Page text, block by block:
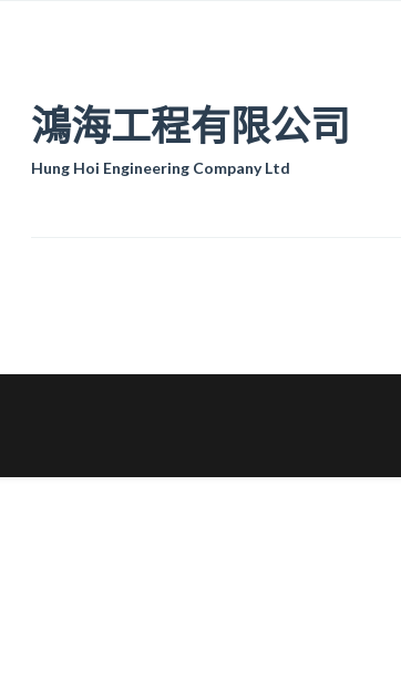
鴻海工程有限公司
Hung Hoi Engineering Company Ltd